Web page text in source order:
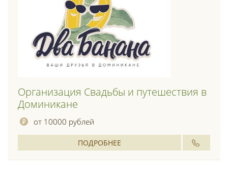
Организация Свадьбы и путешествия в
Доминикане
от 10000 рублей
ПОДРОБНЕЕ